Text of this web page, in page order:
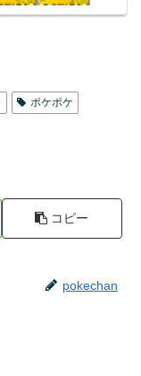
ポケポケ
コピー
pokechan